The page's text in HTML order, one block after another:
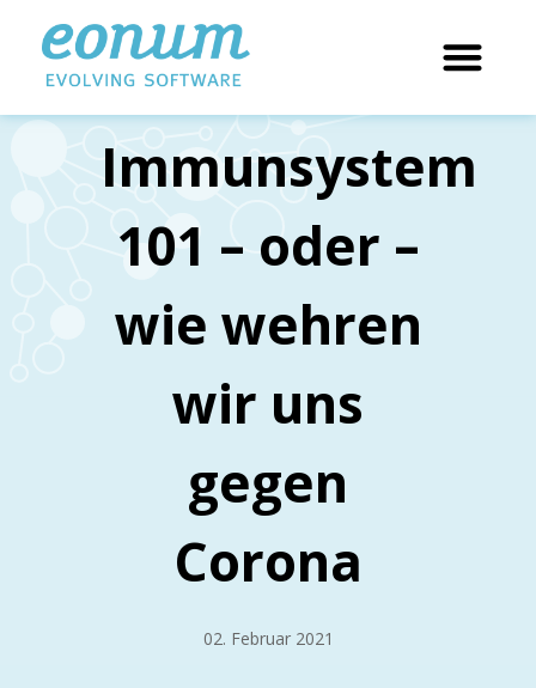
Immunsystem
101 – oder –
wie wehren
wir uns
gegen
Corona
02. Februar 2021